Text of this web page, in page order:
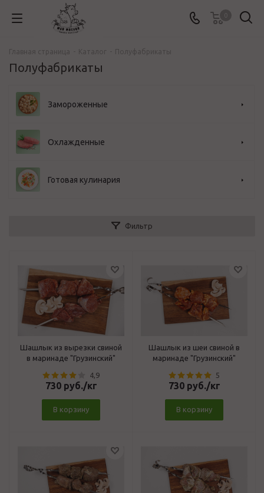
Полуфабрикаты
Замороженные
Охлажденные
Готовая кулинария
Фильтр
Шашлык из вырезки свиной
в маринаде "Грузинский"
4,9
730руб./кг
В корзину
Шашлык из шеи свиной в
маринаде "Грузинский"
5
730руб./кг
В корзину